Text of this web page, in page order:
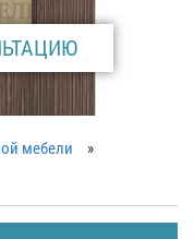
мебели
»